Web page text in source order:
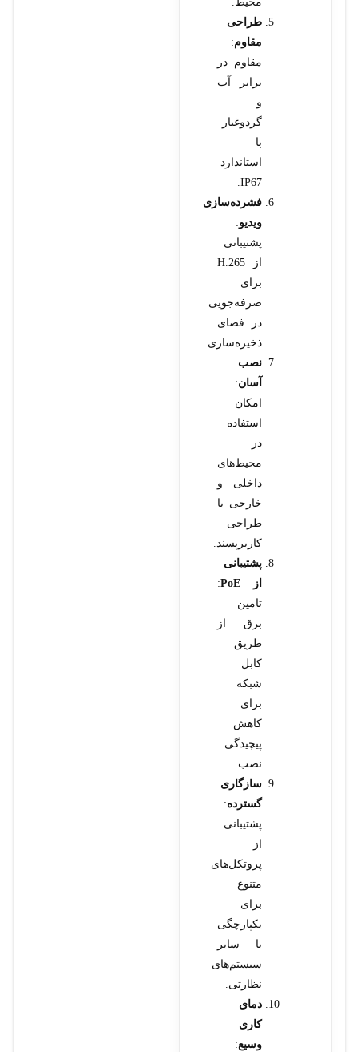
طراحی
مقاوم:
مقاوم در
برابر آب
و
گردوغبار
با
استاندارد
IP67.
فشرده‌سازی
ویدیو:
پشتیبانی
از H.265
برای
صرفه‌جویی
در فضای
ذخیره‌سازی.
نصب
آسان:
امکان
استفاده
در
محیط‌های
داخلی و
خارجی با
طراحی
کاربرپسند.
پشتیبانی
از PoE
:
تامین
برق از
طریق
کابل
شبکه
برای
کاهش
پیچیدگی
نصب.
سازگاری
گسترده:
پشتیبانی
از
پروتکل‌های
متنوع
برای
یکپارچگی
با سایر
سیستم‌های
نظارتی.
دمای
کاری
وسیع: